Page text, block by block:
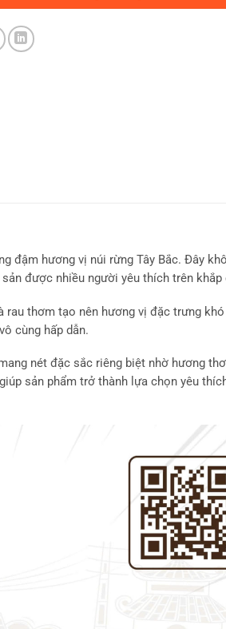
đậm hương vị núi rừng Tây Bắc. Đây
được nhiều người yêu thích trên khắp
thơm tạo nên hương vị đặc trưng khó
cùng hấp dẫn.
nét đặc sắc riêng biệt nhờ hương
sản phẩm trở thành lựa chọn yêu